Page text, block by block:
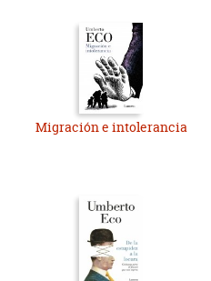
Migración e intolerancia